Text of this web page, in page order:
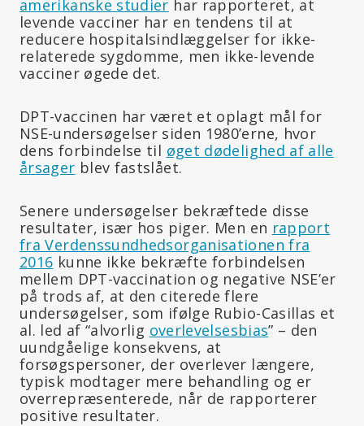
amerikanske studier har rapporteret, at
levende vacciner har en tendens til at
reducere hospitalsindlæggelser for ikke-
relaterede sygdomme, men ikke-levende
vacciner øgede det.
DPT-vaccinen har været et oplagt mål for
NSE-undersøgelser siden 1980’erne, hvor
dens forbindelse til øget dødelighed af alle
årsager blev fastslået.
Senere undersøgelser bekræftede disse
resultater, især hos piger. Men en rapport
fra Verdenssundhedsorganisationen fra
2016 kunne ikke bekræfte forbindelsen
mellem DPT-vaccination og negative NSE’er
på trods af, at den citerede flere
undersøgelser, som ifølge Rubio-Casillas et
al. led af “alvorlig overlevelsesbias” – den
uundgåelige konsekvens, at
forsøgspersoner, der overlever længere,
typisk modtager mere behandling og er
overrepræsenterede, når de rapporterer
positive resultater.